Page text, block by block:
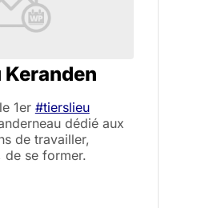
1er #tierslieu
dédié aux
de travailler,
de se former.